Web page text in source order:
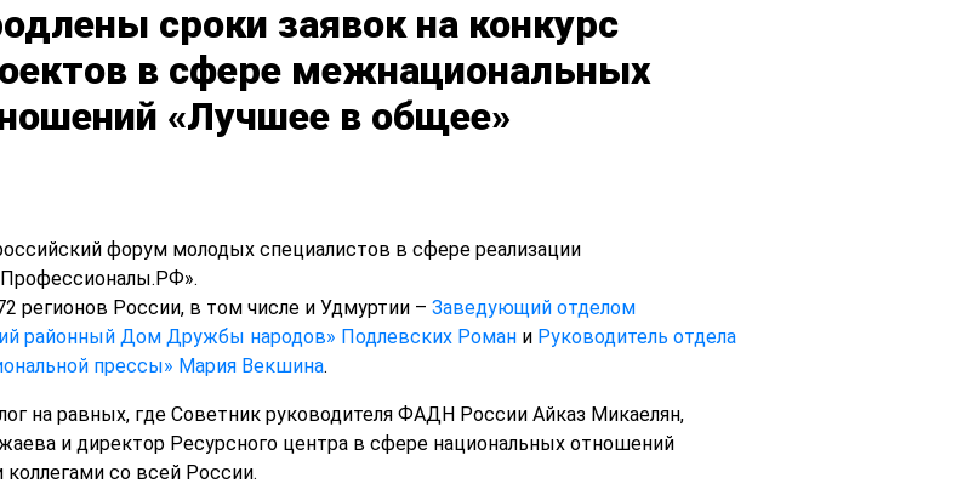
сроки заявок на конкурс
в сфере межнациональных
«Лучшее в общее»
форум молодых специалистов в сфере реализации
регионов России, в том числе и Удмуртии – Заведующий отделом
районный Дом Дружбы народов» Подлевских Романи Руководитель отдела
прессы» Мария Векшина.
на равных, где Советник руководителя ФАДН России Айказ Микаелян,
и директор Ресурсного центра в сфере национальных отношений
со всей России.